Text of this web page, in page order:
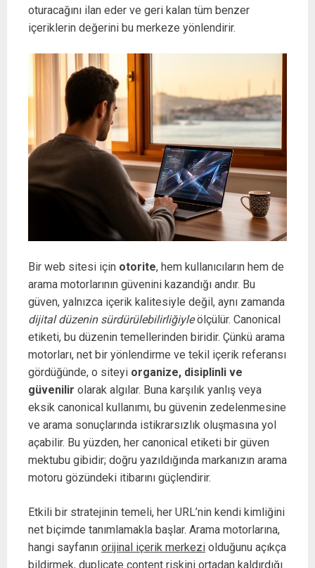
oturacağını ilan eder ve geri kalan tüm benzer
içeriklerin değerini bu merkeze yönlendirir.
Bir web sitesi için otorite, hem kullanıcıların hem de
arama motorlarının güvenini kazandığı andır. Bu
güven, yalnızca içerik kalitesiyle değil, aynı zamanda
dijital düzenin sürdürülebilirliğiyleölçülür. Canonical
etiketi, bu düzenin temellerinden biridir. Çünkü arama
motorları, net bir yönlendirme ve tekil içerik referansı
gördüğünde, o siteyi organize, disiplinli ve
güvenilir olarak algılar. Buna karşılık yanlış veya
eksik canonical kullanımı, bu güvenin zedelenmesine
ve arama sonuçlarında istikrarsızlık oluşmasına yol
açabilir. Bu yüzden, her canonical etiketi bir güven
mektubu gibidir; doğru yazıldığında markanızın arama
motoru gözündeki itibarını güçlendirir.
Etkili bir stratejinin temeli, her URL’nin kendi kimliğini
net biçimde tanımlamakla başlar. Arama motorlarına,
hangi sayfanın orijinal içerik merkezi olduğunu açıkça
bildirmek, duplicate content riskini ortadan kaldırdığı